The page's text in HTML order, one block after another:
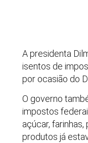
A presidenta
isentos de
por ocasião do
O governo
impostos
açúcar,
produtos já